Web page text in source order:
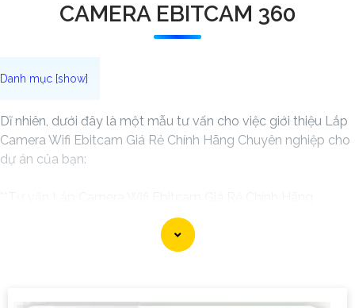
CAMERA EBITCAM 360
Dĩ nhiên, dưới đây là một mẫu tư vấn cho việc giới thiệu Lắp
Camera Wifi Ebitcam Giá Rẻ Chính Hãng Chuyên nghiệp cho
dự án của bạn:
Bạn đang tìm kiếm giải pháp Camera Wifi chất lượng, giá rẻ